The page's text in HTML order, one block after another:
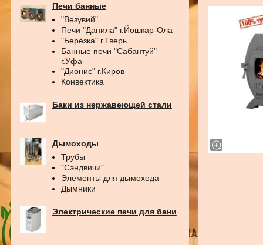
Печи банные
"Везувий"
Печи "Данила" г.Йошкар-Ола
"Берёзка" г.Тверь
Банные печи "Сабантуй"
г.Уфа
"Дионис" г.Киров
Конвектика
Баки из нержавеющей стали
Дымоходы
Трубы
"Сэндвичи"
Элементы для дымохода
Дымники
Электрические печи для бани